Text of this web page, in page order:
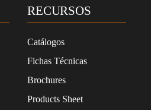
RECURSOS
Catálogos
Fichas Técnicas
Brochures
Products Sheet